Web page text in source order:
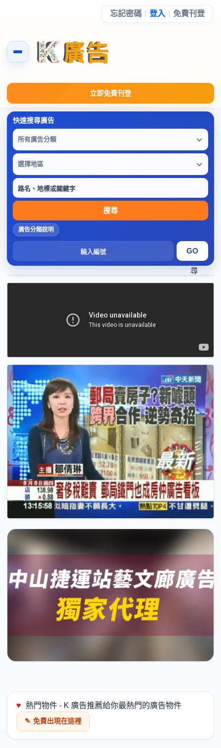
立即免費刊登
忘記密碼 登入 免費刊登
所有廣告分類
選擇地區
搜尋
廣告分類說明
搜
尋
1
2
3
4
5
6
♥ 熱門物件 - K 廣告推薦給你最熱門的廣告物件
✎ 免費出現在這裡